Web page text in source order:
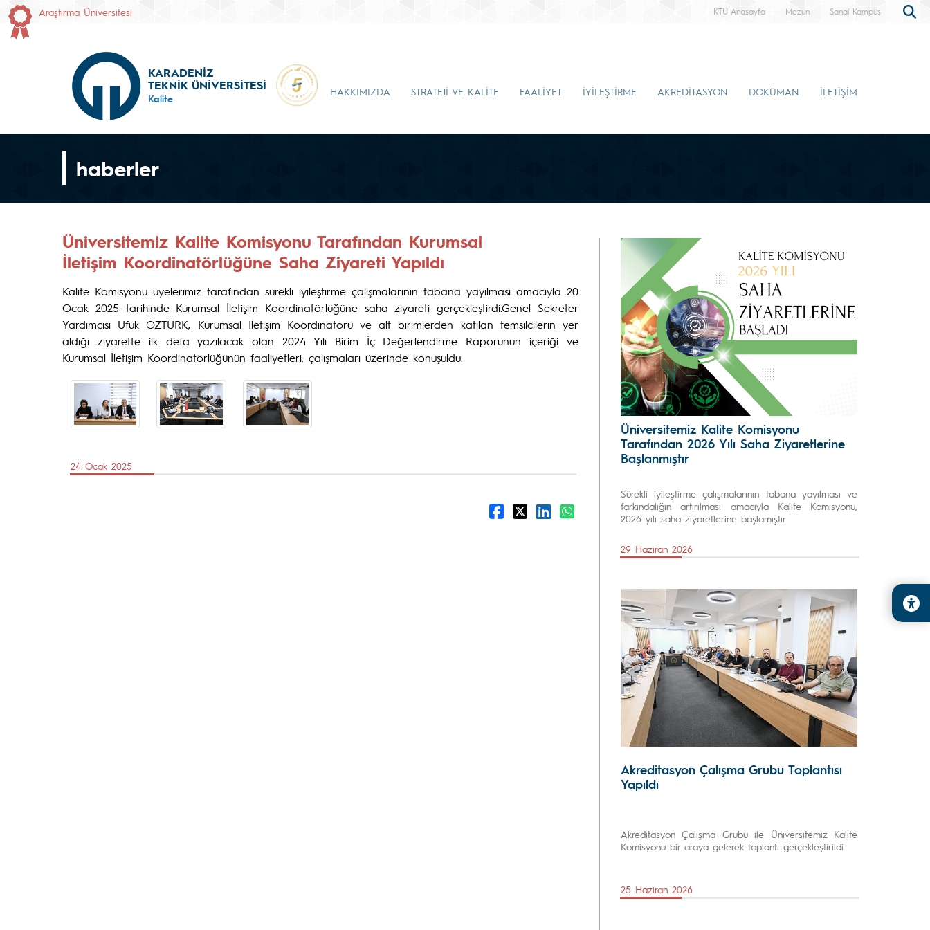
Araştırma Üniversitesi KTÜ Anasayfa Mezun Sanal Kampüs
KARADENİZ
TEKNİK ÜNİVERSİTESİ
Kalite
HAKKIMIZDA STRATEJİ VE KALİTE FAALİYET İYİLEŞTİRME AKREDİTASYON DOKÜMAN İLETİŞİM
haberler
Üniversitemiz Kalite Komisyonu Tarafından Kurumsal
İletişim Koordinatörlüğüne Saha Ziyareti Yapıldı
Kalite Komisyonu üyelerimiz tarafından sürekli iyileştirme çalışmalarının tabana yayılması amacıyla 20
Ocak 2025 tarihinde Kurumsal İletişim Koordinatörlüğüne saha ziyareti gerçekleştirdi.Genel Sekreter
Yardımcısı Ufuk ÖZTÜRK, Kurumsal İletişim Koordinatörü ve alt birimlerden katılan temsilcilerin yer
aldığı ziyarette ilk defa yazılacak olan 2024 Yılı Birim İç Değerlendirme Raporunun içeriği ve
Kurumsal İletişim Koordinatörlüğünün faaliyetleri, çalışmaları üzerinde konuşuldu.
24 Ocak 2025
Üniversitemiz Kalite Komisyonu
Tarafından 2026 Yılı Saha Ziyaretlerine
Başlanmıştır
Sürekli iyileştirme çalışmalarının tabana yayılması ve
farkındalığın artırılması amacıyla Kalite Komisyonu,
2026 yılı saha ziyaretlerine başlamıştır
29 Haziran 2026
Akreditasyon Çalışma Grubu Toplantısı
Yapıldı
Akreditasyon Çalışma Grubu ile Üniversitemiz Kalite
Komisyonu bir araya gelerek toplantı gerçekleştirildi
25 Haziran 2026